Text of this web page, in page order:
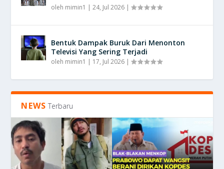
oleh mimin1 |24, Jul 2026 |
Bentuk Dampak Buruk Dari Menonton
Televisi Yang Sering Terjadi
oleh mimin1 | 17, Jul 2026 |
NEWS Terbaru